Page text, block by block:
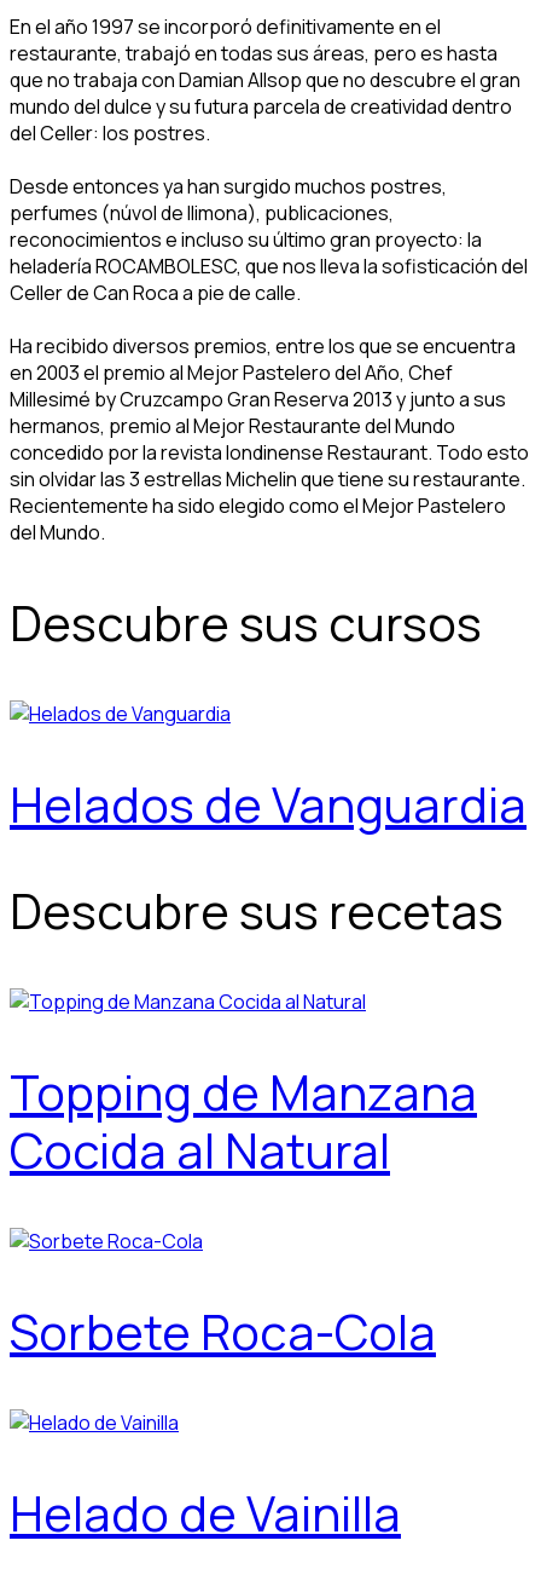
En el año 1997 se incorporó definitivamente en el
restaurante, trabajó en todas sus áreas, pero es hasta
que no trabaja con Damian Allsop que no descubre el gran
mundo del dulce y su futura parcela de creatividad dentro
del Celler: los postres.
Desde entonces ya han surgido muchos postres,
perfumes (núvol de llimona), publicaciones,
reconocimientos e incluso su último gran proyecto: la
heladería ROCAMBOLESC, que nos lleva la sofisticación del
Celler de Can Roca a pie de calle.
Ha recibido diversos premios, entre los que se encuentra
en 2003 el premio al Mejor Pastelero del Año, Chef
Millesimé by Cruzcampo Gran Reserva 2013 y junto a sus
hermanos, premio al Mejor Restaurante del Mundo
concedido por la revista londinense Restaurant. Todo esto
sin olvidar las 3 estrellas Michelin que tiene su restaurante.
Recientemente ha sido elegido como el Mejor Pastelero
del Mundo.
Descubre sus cursos
Helados de Vanguardia
Descubre sus recetas
Topping de Manzana
Cocida al Natural
Sorbete Roca-Cola
Helado de Vainilla